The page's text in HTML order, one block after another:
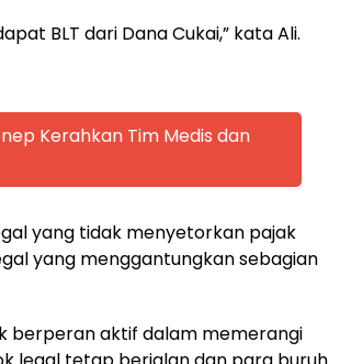
BLT dari Dana Cukai,” kata Ali.
Kerahkan Tim Medis dan
yang tidak menyetorkan pajak
yang menggantungkan sebagian
berperan aktif dalam memerangi